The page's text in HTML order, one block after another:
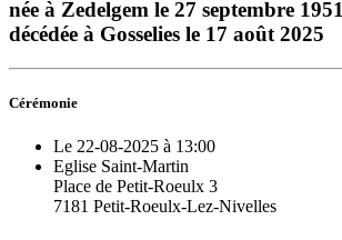
née à Zedelgem le 27 septembre 1951
décédée à Gosselies le 17 août 2025
Cérémonie
Le 22-08-2025 à 13:00
Eglise Saint-Martin
Place de Petit-Roeulx 3
7181 Petit-Roeulx-Lez-Nivelles